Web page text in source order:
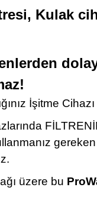
Kulak
İşitme
üzere bu